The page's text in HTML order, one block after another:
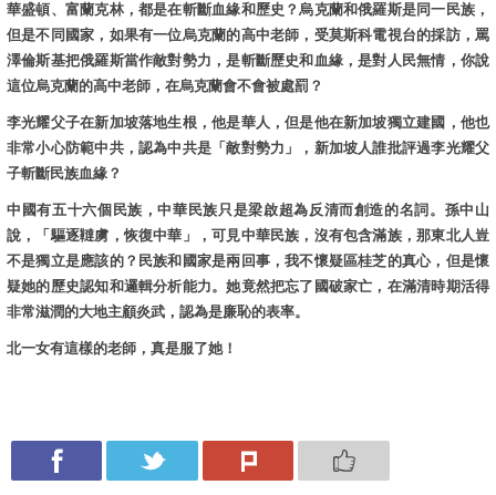
華盛頓、富蘭克林，都是在斬斷血緣和歷史？烏克蘭和俄羅斯是同一民族，
但是不同國家，如果有一位烏克蘭的高中老師，受莫斯科電視台的採訪，罵
澤倫斯基把俄羅斯當作敵對勢力，是斬斷歷史和血緣，是對人民無情，你說
這位烏克蘭的高中老師，在烏克蘭會不會被處罰？
李光耀父子在新加坡落地生根，他是華人，但是他在新加坡獨立建國，他也
非常小心防範中共，認為中共是「敵對勢力」，新加坡人誰批評過李光耀父
子斬斷民族血緣？
中國有五十六個民族，中華民族只是梁啟超為反清而創造的名詞。孫中山
說，「驅逐韃虜，恢復中華」，可見中華民族，沒有包含滿族，那東北人豈
不是獨立是應該的？民族和國家是兩回事，我不懷疑區桂芝的真心，但是懷
疑她的歷史認知和邏輯分析能力。她竟然把忘了國破家亡，在滿清時期活得
非常滋潤的大地主顧炎武，認為是廉恥的表率。
北一女有這樣的老師，真是服了她！